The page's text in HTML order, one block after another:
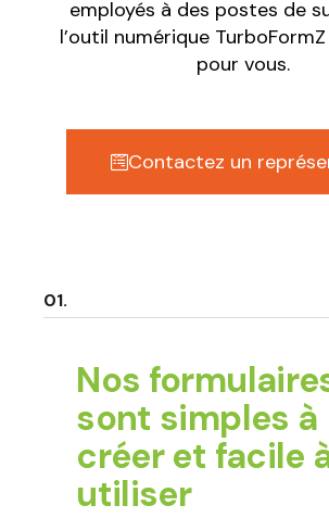
employés à des postes de
l’outil numérique
pour vous.
Contactez un
Nos
sont simples à
créer et facile
utiliser